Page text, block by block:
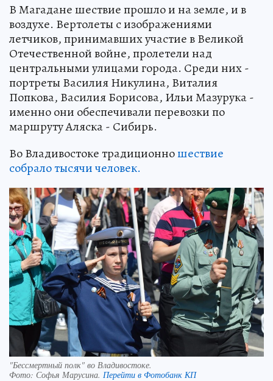
В Магадане шествие прошло и на земле, и в
воздухе. Вертолеты с изображениями
летчиков, принимавших участие в Великой
Отечественной войне, пролетели над
центральными улицами города. Среди них -
портреты Василия Никулина, Виталия
Попкова, Василия Борисова, Ильи Мазурука -
именно они обеспечивали перевозки по
маршруту Аляска - Сибирь.
Во Владивостоке традиционношествие
собрало тысячи человек.
"Бессмертный полк" во Владивостоке.
Фото: Софья Марусина. Перейти в Фотобанк КП